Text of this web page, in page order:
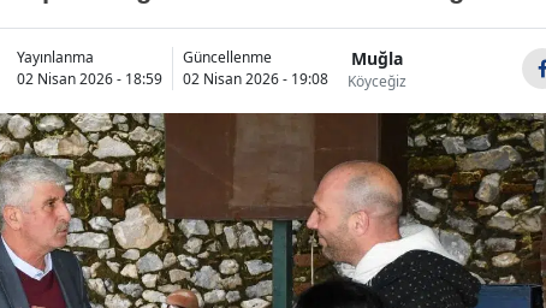
Yayınlanma
02 Nisan 2026 - 18:59
Güncellenme
02 Nisan 2026 - 19:08
Muğla
Köyceğiz